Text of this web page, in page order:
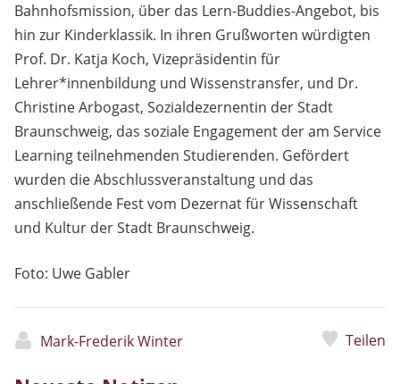
Bahnhofsmission, über das Lern-Buddies-Angebot, bis
hin zur Kinderklassik. In ihren Grußworten würdigten
Prof. Dr. Katja Koch, Vizepräsidentin für
Lehrer*innenbildung und Wissenstransfer, und Dr.
Christine Arbogast, Sozialdezernentin der Stadt
Braunschweig, das soziale Engagement der am Service
Learning teilnehmenden Studierenden. Gefördert
wurden die Abschlussveranstaltung und das
anschließende Fest vom Dezernat für Wissenschaft
und Kultur der Stadt Braunschweig.
Foto: Uwe Gabler
Mark-Frederik Winter Teilen